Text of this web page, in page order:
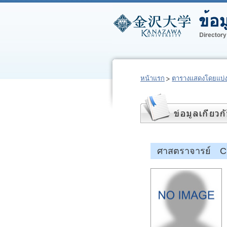
หน้าแรก ตารางแสดงโดยแ
ศาสตราจารย์